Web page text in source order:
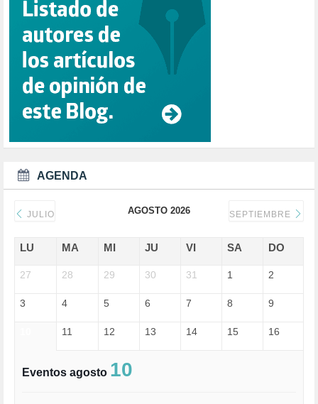
COMPROMISO (2)
CONFERENCIA (1)
CONSUMO (1)
CORONAVIRUS (155)
CORRUPCIÓN (215)
CULTURA (704)
DANA (78)
DD.HH. (1)
DEMOCRACIA (1)
DEMOCRAIA (1)
DEPORTES (2)
DERECHOS SOCIALES (740)
DONALD TRUMP (82)
EDGAR MORIN (1)
EMIGRACIÓN (4)
ESPECULACIÓN (2)
FASCISMO (57)
FEMINISMO (504)
FILOSOFÍA (6)
AGENDA
JULIO AGOSTO 2026 SEPTIEMBRE
LU MA MI JU VI SA DO
27 28 29 30 31 1 2
3 4 5 6 7 8 9
11 12 13 14 15 16
Eventos agosto 10